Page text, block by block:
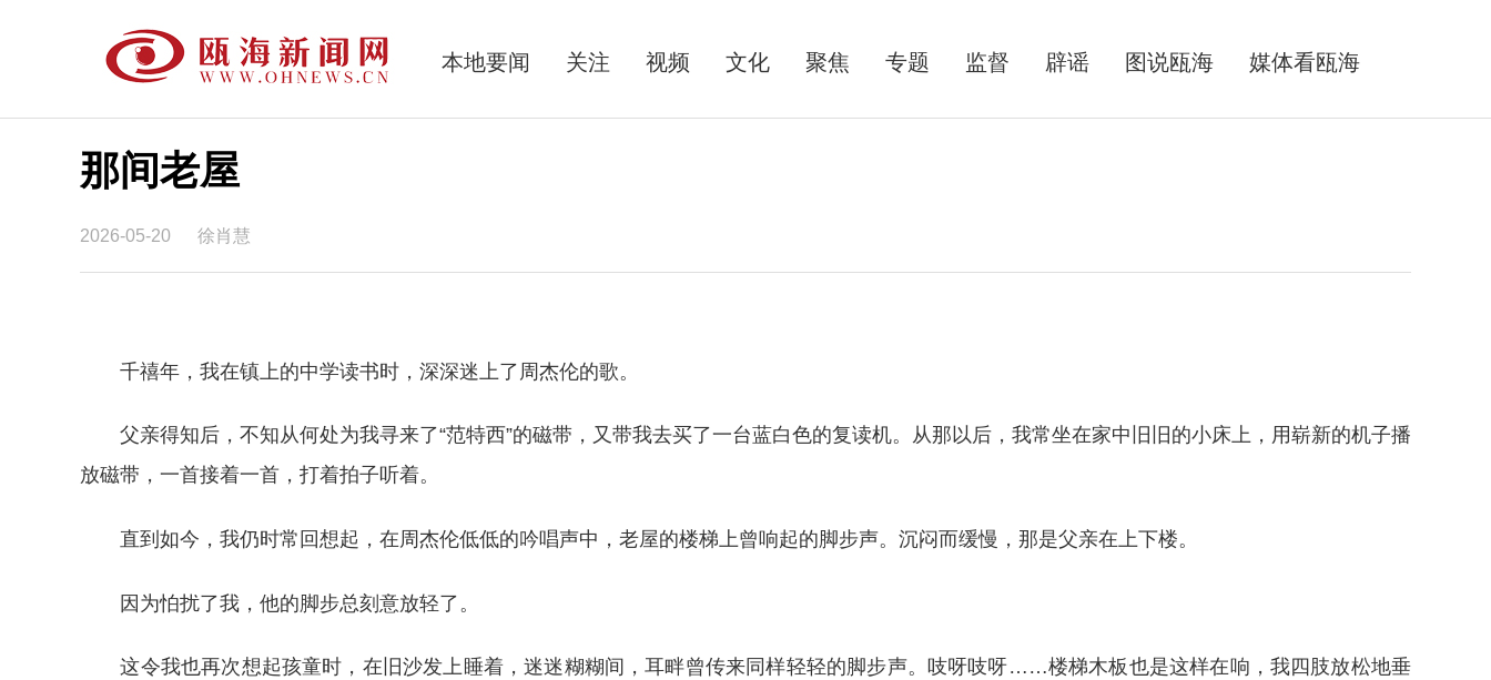
本地要闻 关注 视频 文化 聚焦 专题 监督 辟谣 图说瓯海 媒体看瓯海
那间老屋
2026-05-20 徐肖慧
千禧年，我在镇上的中学读书时，深深迷上了周杰伦的歌。
父亲得知后，不知从何处为我寻来了“范特西”的磁带，又带我去买了一台蓝白色的复读机。从那以后，我常坐在家中旧旧的小床上，用崭新的机子播
放磁带，一首接着一首，打着拍子听着。
直到如今，我仍时常回想起，在周杰伦低低的吟唱声中，老屋的楼梯上曾响起的脚步声。沉闷而缓慢，那是父亲在上下楼。
因为怕扰了我，他的脚步总刻意放轻了。
这令我也再次想起孩童时，在旧沙发上睡着，迷迷糊糊间，耳畔曾传来同样轻轻的脚步声。吱呀吱呀……楼梯木板也是这样在响，我四肢放松地垂